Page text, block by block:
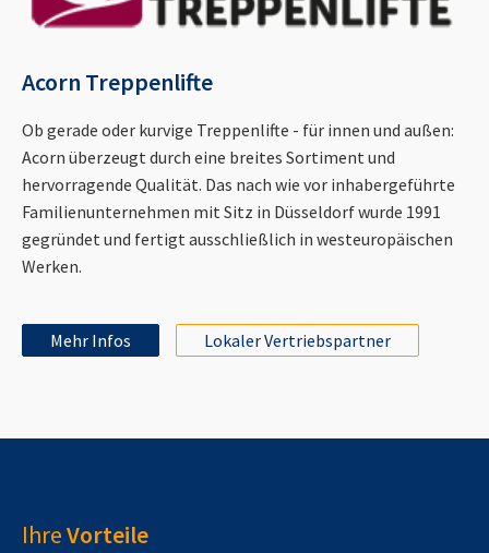
Acorn Treppenlifte
Ob gerade oder kurvige Treppenlifte - für innen und außen:
Acorn überzeugt durch eine breites Sortiment und
hervorragende Qualität. Das nach wie vor inhabergeführte
Familienunternehmen mit Sitz in Düsseldorf wurde 1991
gegründet und fertigt ausschließlich in westeuropäischen
Werken.
Mehr Infos Lokaler Vertriebspartner
IhreVorteile